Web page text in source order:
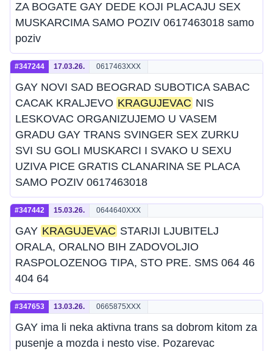
ZA BOGATE GAY DEDE KOJI PLACAJU SEX
MUSKARCIMA SAMO POZIV 0617463018 samo
poziv
#347244 17.03.26. 0617463XXX
GAY NOVI SAD BEOGRAD SUBOTICA SABAC
CACAK KRALJEVO KRAGUJEVAC NIS
LESKOVAC ORGANIZUJEMO U VASEM
GRADU GAY TRANS SVINGER SEX ZURKU
SVI SU GOLI MUSKARCI I SVAKO U SEXU
UZIVA PICE GRATIS CLANARINA SE PLACA
SAMO POZIV 0617463018
#347442 15.03.26. 0644640XXX
GAY KRAGUJEVAC STARIJI LJUBITELJ
ORALA, ORALNO BIH ZADOVOLJIO
RASPOLOZENOG TIPA, STO PRE. SMS 064 46
404 64
#347653 13.03.26. 0665875XXX
GAY ima li neka aktivna trans sa dobrom kitom za
pusenje a mozda i nesto vise. Pozarevac